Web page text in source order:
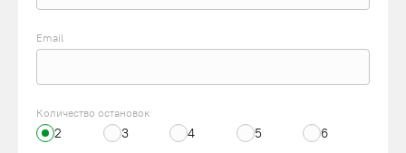
Email
Количество остановок
2 3 4 5 6